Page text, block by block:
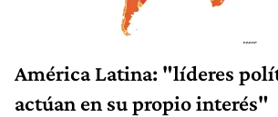
América Latina: "líderes
actúan en su propio interés"